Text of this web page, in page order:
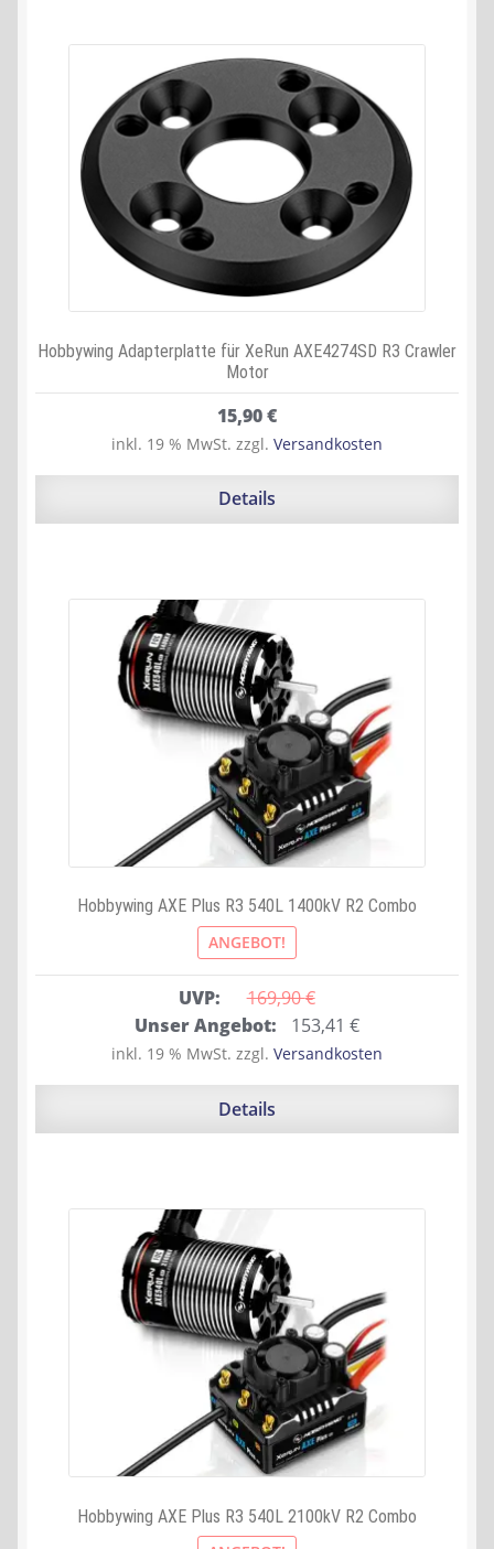
Hobbywing Adapterplatte für XeRun AXE4274SD R3 Crawler
Motor
15,90€
inkl. 19 % MwSt. zzgl. Versandkosten
Details
Hobbywing AXE Plus R3 540L 1400kV R2 Combo
ANGEBOT!
UVP: 169,90 €
Ursprünglicher
Preis
war:
Unser Angebot: 153,41€Aktueller
Preis
ist:
inkl. 19 % MwSt. zzgl. Versandkosten
Details
Hobbywing AXE Plus R3 540L 2100kV R2 Combo